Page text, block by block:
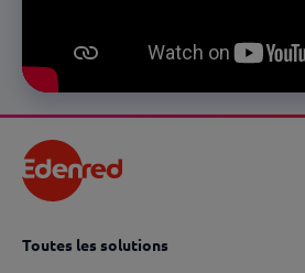
Toutes les solutions